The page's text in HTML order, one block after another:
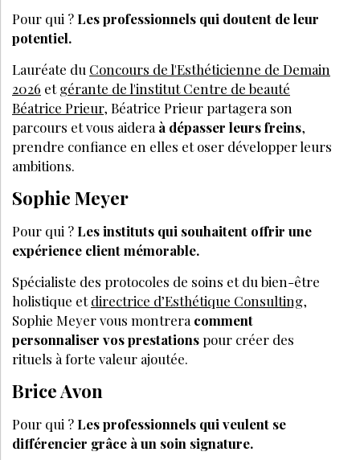
Pour qui ? Les professionnels qui doutent de leur
potentiel.
Lauréate du Concours de l'Esthéticienne de Demain
2026 etgérante de l'institut Centre de beauté
Béatrice Prieur, Béatrice Prieur partagera son
parcours et vous aidera à dépasser leurs freins,
prendre confiance en elles et oser développer leurs
ambitions.
Sophie Meyer
Pour qui ? Les instituts qui souhaitent offrir une
expérience client mémorable.
Spécialiste des protocoles de soins et du bien-être
holistique etdirectrice d’Esthétique Consulting,
Sophie Meyer vous montrera comment
personnaliser vos prestations pour créer des
rituels à forte valeur ajoutée.
Brice Avon
Pour qui ? Les professionnels qui veulent se
différencier grâce à un soin signature.